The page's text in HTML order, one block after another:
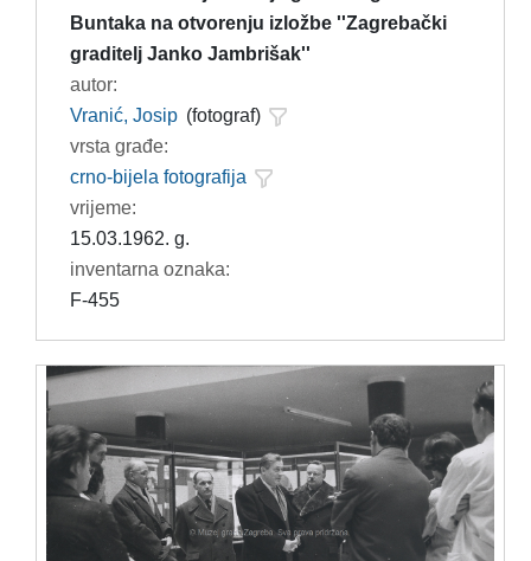
Buntaka na otvorenju izložbe ''Zagrebački
graditelj Janko Jambrišak''
autor:
Vranić, Josip (fotograf)
vrsta građe:
crno-bijela fotografija
vrijeme:
15.03.1962. g.
inventarna oznaka:
F-455